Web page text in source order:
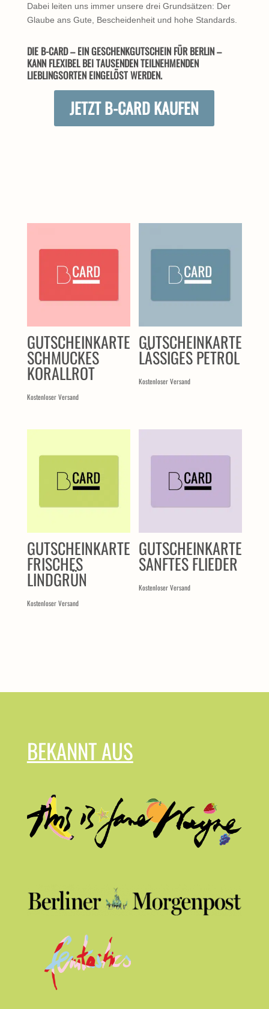
Dabei leiten uns immer unsere drei Grundsätzen: Der
Glaube ans Gute, Bescheidenheit und hohe Standards.
DIE B-CARD – EIN GESCHENKGUTSCHEIN FÜR BERLIN –
KANN FLEXIBEL BEI TAUSENDEN TEILNEHMENDEN
LIEBLINGSORTEN EINGELÖST WERDEN.
JETZT B-CARD KAUFEN
GUTSCHEINKARTE
SCHMUCKES
KORALLROT
Kostenloser Versand
GUTSCHEINKARTE
LÄSSIGES PETROL
Kostenloser Versand
GUTSCHEINKARTE
FRISCHES
LINDGRÜN
Kostenloser Versand
GUTSCHEINKARTE
SANFTES FLIEDER
Kostenloser Versand
BEKANNT AUS